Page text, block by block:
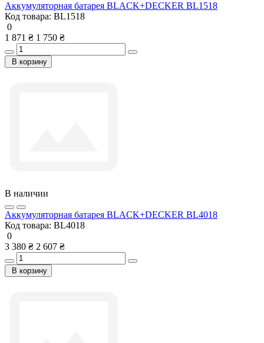
Аккумуляторная батарея BLACK+DECKER BL1518
Код товара: BL1518
0
1 871 ₴ 1 750 ₴
В корзину
В наличии
Аккумуляторная батарея BLACK+DECKER BL4018
Код товара: BL4018
0
3 380 ₴ 2 607 ₴
В корзину